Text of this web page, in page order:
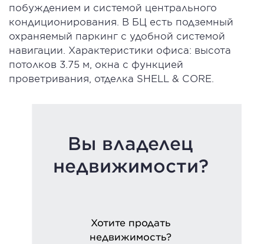
побуждением и системой центрального
кондиционирования. В БЦ есть подземный
охраняемый паркинг с удобной системой
навигации. Характеристики офиса: высота
потолков 3.75 м, окна с функцией
проветривания, отделка SHELL & CORE.
Вы владелец
недвижимости?
Хотите продать
недвижимость?